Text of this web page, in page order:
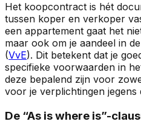
Het koopcontract is hét
tussen koper en verkoper
een appartement gaat het
maar ook om je aandeel in
(VvE). Dit betekent dat je
specifieke voorwaarden in
deze bepalend zijn voor
voor je verplichtingen jegens
De “As is where is”-